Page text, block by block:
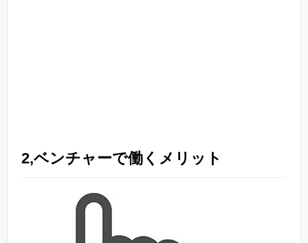
2,ベンチャーで働くメリット